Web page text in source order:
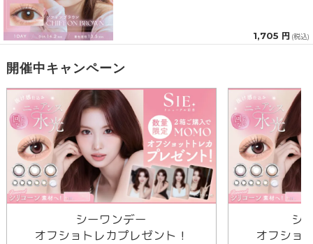
1,705 円 (税込)
開催中キャンペーン
シーワンデー
オフショトレカプレゼント！
シ
オフショ